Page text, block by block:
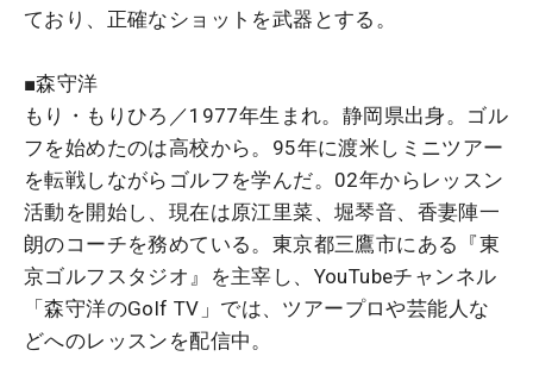
ており、正確なショットを武器とする。
■森守洋
もり・もりひろ／1977年生まれ。静岡県出身。ゴル
フを始めたのは高校から。95年に渡米しミニツアー
を転戦しながらゴルフを学んだ。02年からレッスン
活動を開始し、現在は原江里菜、堀琴音、香妻陣一
朗のコーチを務めている。東京都三鷹市にある『東
京ゴルフスタジオ』を主宰し、YouTubeチャンネル
「森守洋のGolf TV」では、ツアープロや芸能人な
どへのレッスンを配信中。